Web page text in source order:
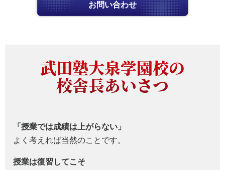
お問い合わせ
武田塾大泉学園校の
校舎長あいさつ
「授業では成績は上がらない」
よく考えれば当然のことです。
授業は復習してこそ